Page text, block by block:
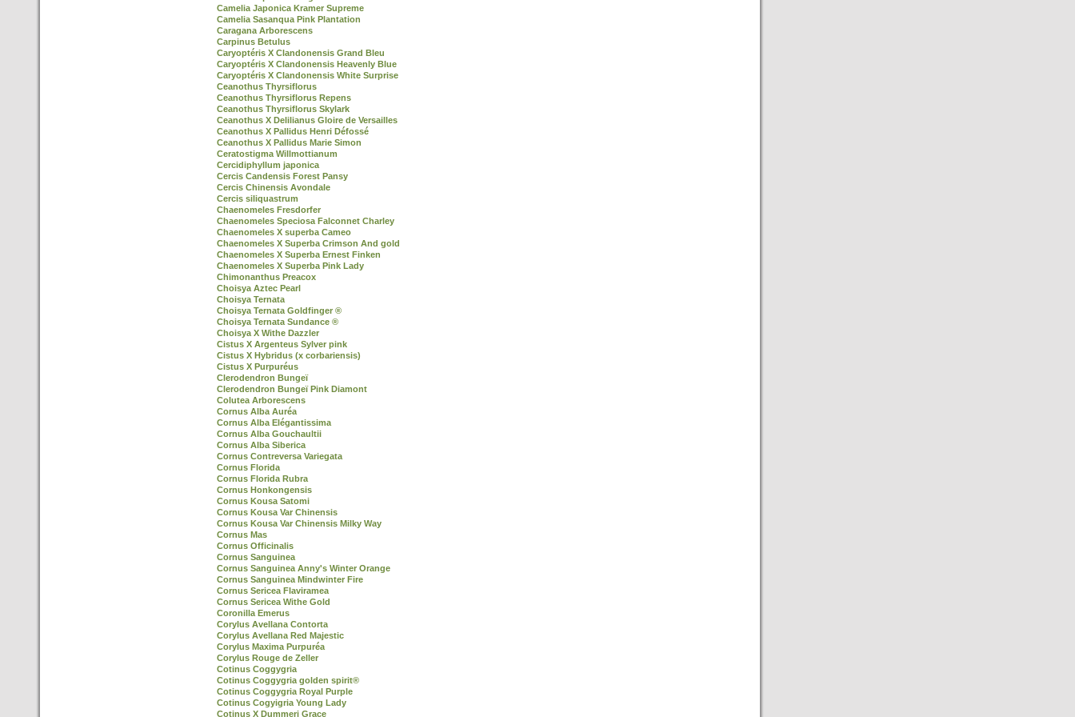
Camelia Japonica Kramer Supreme
Camelia Sasanqua Pink Plantation
Caragana Arborescens
Carpinus Betulus
Caryoptéris X Clandonensis Grand Bleu
Caryoptéris X Clandonensis Heavenly Blue
Caryoptéris X Clandonensis White Surprise
Ceanothus Thyrsiflorus
Ceanothus Thyrsiflorus Repens
Ceanothus Thyrsiflorus Skylark
Ceanothus X Delilianus Gloire de Versailles
Ceanothus X Pallidus Henri Défossé
Ceanothus X Pallidus Marie Simon
Ceratostigma Willmottianum
Cercidiphyllum japonica
Cercis Candensis Forest Pansy
Cercis Chinensis Avondale
Cercis siliquastrum
Chaenomeles Fresdorfer
Chaenomeles Speciosa Falconnet Charley
Chaenomeles X superba Cameo
Chaenomeles X Superba Crimson And gold
Chaenomeles X Superba Ernest Finken
Chaenomeles X Superba Pink Lady
Chimonanthus Preacox
Choisya Aztec Pearl
Choisya Ternata
Choisya Ternata Goldfinger ®
Choisya Ternata Sundance ®
Choisya X Withe Dazzler
Cistus X Argenteus Sylver pink
Cistus X Hybridus (x corbariensis)
Cistus X Purpuréus
Clerodendron Bungeï
Clerodendron Bungeï Pink Diamont
Colutea Arborescens
Cornus Alba Auréa
Cornus Alba Elégantissima
Cornus Alba Gouchaultii
Cornus Alba Siberica
Cornus Contreversa Variegata
Cornus Florida
Cornus Florida Rubra
Cornus Honkongensis
Cornus Kousa Satomi
Cornus Kousa Var Chinensis
Cornus Kousa Var Chinensis Milky Way
Cornus Mas
Cornus Officinalis
Cornus Sanguinea
Cornus Sanguinea Anny's Winter Orange
Cornus Sanguinea Mindwinter Fire
Cornus Sericea Flaviramea
Cornus Sericea Withe Gold
Coronilla Emerus
Corylus Avellana Contorta
Corylus Avellana Red Majestic
Corylus Maxima Purpuréa
Corylus Rouge de Zeller
Cotinus Coggygria
Cotinus Coggygria golden spirit®
Cotinus Coggygria Royal Purple
Cotinus Cogyigria Young Lady
Cotinus X Dummeri Grace